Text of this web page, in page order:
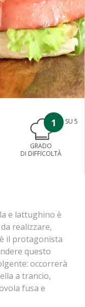
1 SU 5
GRADO
DI DIFFICOLTÀ
e lattughino è
realizzare,
il protagonista
questo
occorrerà
a trancio,
fusa e